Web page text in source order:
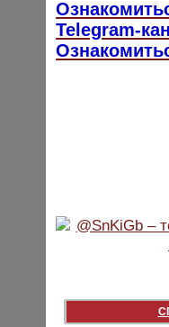
Telegram-